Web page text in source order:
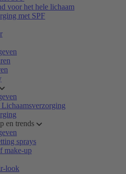
voor het hele lichaam
met SPF
en trends
sprays
make-up
look